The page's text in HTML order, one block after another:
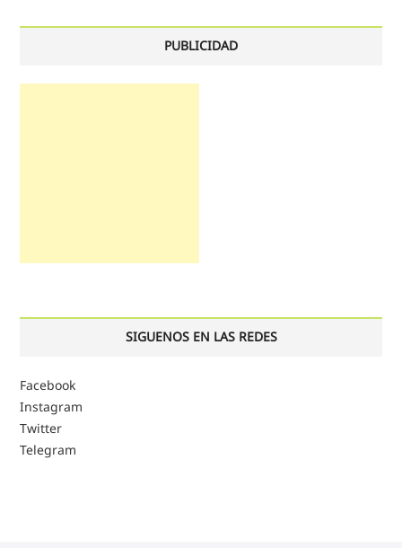
PUBLICIDAD
SIGUENOS EN LAS REDES
Facebook
Instagram
Twitter
Telegram